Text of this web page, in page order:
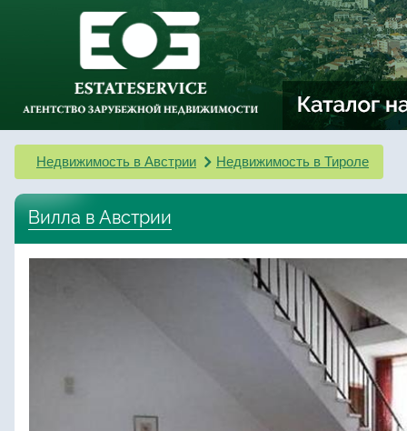
Недвижимость в Австрии Недвижимость в Тироле
Вилла в Австрии